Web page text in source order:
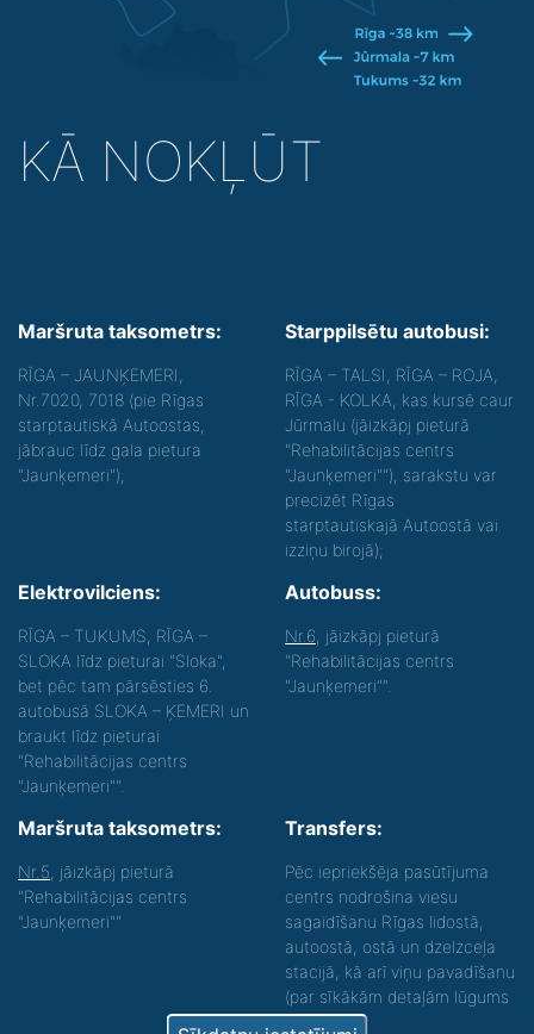
KĀ NOKĻŪT
Maršruta taksometrs:
RĪGA – JAUNĶEMERI,
Nr.7020, 7018 (pie Rīgas
starptautiskā Autoostas,
jābrauc līdz gala pietura
"Jaunķemeri");
Starppilsētu autobusi:
RĪGA – TALSI, RĪGA – ROJA,
RĪGA - KOLKA, kas kursē caur
Jūrmalu (jāizkāpj pieturā
"Rehabilitācijas centrs
"Jaunķemeri""), sarakstu var
precizēt Rīgas
starptautiskajā Autoostā vai
izziņu birojā);
Elektrovilciens:
RĪGA – TUKUMS, RĪGA –
SLOKA līdz pieturai "Sloka",
bet pēc tam pārsēsties 6.
autobusā SLOKA – ĶEMERI un
braukt līdz pieturai
"Rehabilitācijas centrs
"Jaunķemeri"".
Autobuss:
Nr.6 , jāizkāpj pieturā
"Rehabilitācijas centrs
"Jaunķemeri"".
Maršruta taksometrs:
Nr.5 , jāizkāpj pieturā
"Rehabilitācijas centrs
"Jaunķemeri""
Transfers:
Pēc iepriekšēja pasūtījuma
centrs nodrošina viesu
sagaidīšanu Rīgas lidostā,
autoostā, ostā un dzelzceļa
stacijā, kā arī viņu pavadīšanu
(par sīkākām detaļām lūgums
zvanīt).